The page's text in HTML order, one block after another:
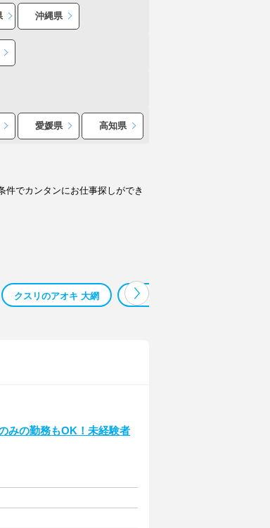
沖縄県
愛媛県 高知県
でカンタンにお仕事探しができ
クスリのアオキ 大網 クスリのアオキ 神川
みの勤務もOK！未経験者